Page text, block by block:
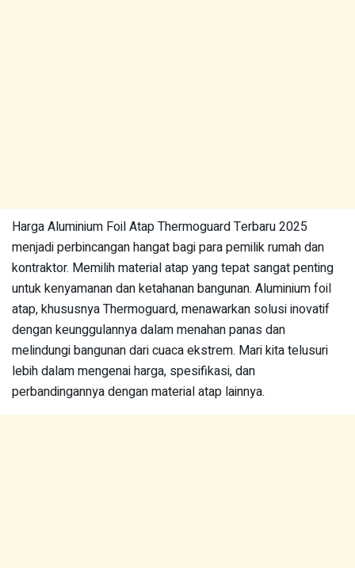
Harga Aluminium Foil Atap Thermoguard Terbaru 2025
menjadi perbincangan hangat bagi para pemilik rumah dan
kontraktor. Memilih material atap yang tepat sangat penting
untuk kenyamanan dan ketahanan bangunan. Aluminium foil
atap, khususnya Thermoguard, menawarkan solusi inovatif
dengan keunggulannya dalam menahan panas dan
melindungi bangunan dari cuaca ekstrem. Mari kita telusuri
lebih dalam mengenai harga, spesifikasi, dan
perbandingannya dengan material atap lainnya.